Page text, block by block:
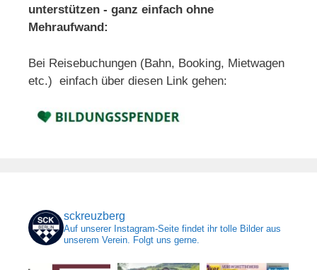
unterstützen - ganz einfach ohne
Mehraufwand:
Bei Reisebuchungen (Bahn, Booking, Mietwagen
etc.) einfach über diesen Link gehen:
sckreuzberg
Auf unserer Instagram-Seite findet ihr tolle Bilder aus
unserem Verein. Folgt uns gerne.